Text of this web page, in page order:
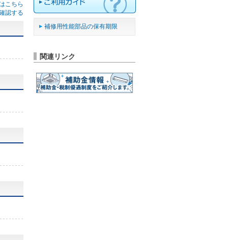
こちら
認する
補修用性能部品の保有期限
関連リンク